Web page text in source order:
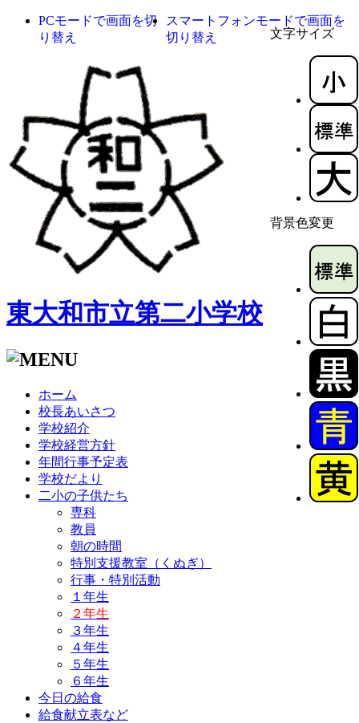
文字サイズ
背景色変更
PCモードで画面を切
り替え
スマートフォンモードで画面を
切り替え
東大和市立第二小学校
ホーム
校長あいさつ
学校紹介
学校経営方針
年間行事予定表
学校だより
二小の子供たち
専科
教員
朝の時間
特別支援教室（くぬぎ）
行事・特別活動
１年生
２年生
３年生
４年生
５年生
６年生
今日の給食
給食献立表など